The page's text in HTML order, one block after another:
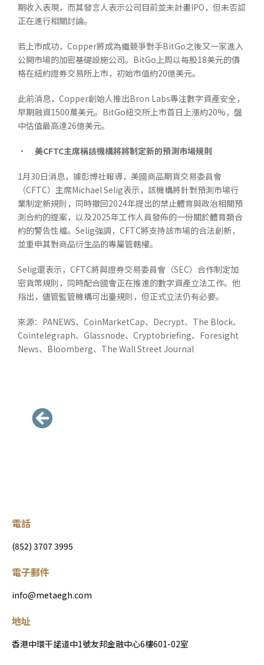
期收入表現，而其發言人表示公司目前並未計畫IPO，但未否認
正在進行相關討論。
若上市成功，Copper將成為繼競爭對手BitGo之後又一家進入
公開市場的加密基礎設施公司。BitGo上周以每股18美元的價
格在紐約證券交易所上市，初始市值約20億美元。
此前消息，Copper創始人推出Bron Labs專注數字資產安全，
早期融資1500萬美元。BitGo紐交所上市首日上漲約20%，盤
中估值最高達26億美元。
• 美CFTC主席稱該機構將將制定新的預測市場規則
1月30日消息，據彭博社報導，美國商品期貨交易委員會
（CFTC）主席Michael Selig表示，該機構將針對預測市場行
業制定新規則，同時撤回2024年提出的禁止體育與政治相關預
測合約的提案，以及2025年工作人員發佈的一份關於體育類合
約的警告性檔。Selig強調，CFTC將支持該市場的合法創新，
並重申其對商品衍生品的專屬管轄權。
Selig還表示，CFTC將與證券交易委員會（SEC）合作制定加
密貨幣規則，同時配合國會正在推進的數字資產立法工作。他
指出，儘管監管機構可出臺規則，但正式立法仍有必要。
來源：PANEWS、CoinMarketCap、Decrypt、The Block、
Cointelegraph、Glassnode、Cryptobriefing、Foresight
News、Bloomberg、The Wall Street Journal
電話
(852) 3707 3995
電子郵件
info@metaegh.com
地址
香港中環干諾道中1號友邦金融中心6樓601-02室